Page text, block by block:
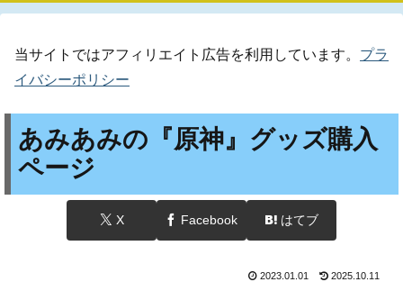
当サイトではアフィリエイト広告を利用しています。 プラ
イバシーポリシー
あみあみの『原神』グッズ購入
ページ
X Facebook はてブ
2023.01.01 2025.10.11